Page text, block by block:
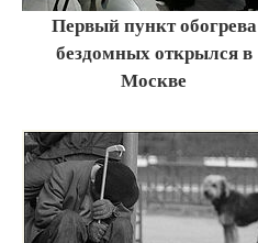
Первый пункт обогрева
бездомных открылся в
Москве